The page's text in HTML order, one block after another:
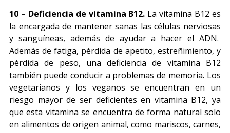
10 – Deficiencia de vitamina B12. La vitamina B12 es
la encargada de mantener sanas las células nerviosas
y sanguíneas, además de ayudar a hacer el ADN.
Además de fatiga, pérdida de apetito, estreñimiento, y
pérdida de peso, una deficiencia de vitamina B12
también puede conducir a problemas de memoria. Los
vegetarianos y los veganos se encuentran en un
riesgo mayor de ser deficientes en vitamina B12, ya
que esta vitamina se encuentra de forma natural solo
en alimentos de origen animal, como mariscos, carnes,